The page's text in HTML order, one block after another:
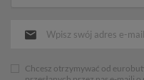
Chcesz otrzymywać od